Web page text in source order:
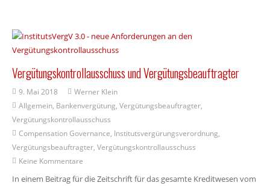
Vergütungskontrollausschuss und Vergütungsbeauftragter
9. Mai 2018
Werner Klein
Allgemein, Bankenvergütung,Vergütungsbeauftragter,
Vergütungskontrollausschuss
Compensation Governance, Institutsvergürungsverordnung,
Vergütungsbeauftragter, Vergütungskontrollausschuss
Keine Kommentare
In einem Beitrag für die Zeitschrift für das gesamte Kreditwesen vom